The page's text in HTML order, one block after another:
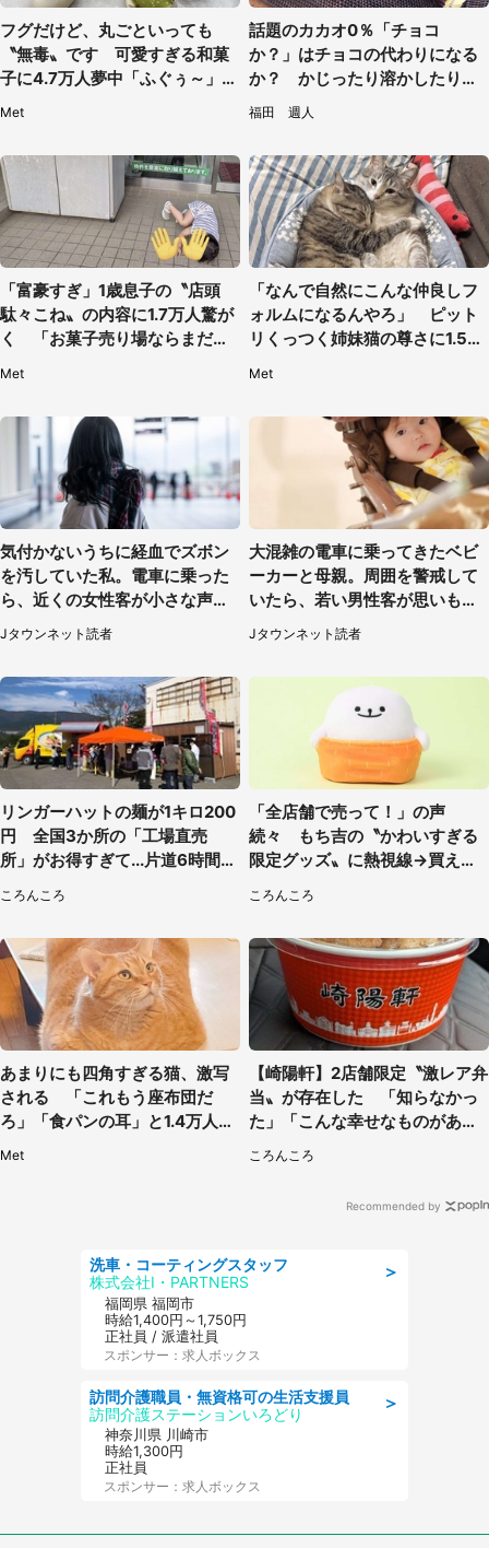
フグだけど、丸ごといっても
〝無毒〟です 可愛すぎる和菓
子に4.7万人夢中「ふぐぅ～」
Met
話題のカカオ0％「チョコ
か？」はチョコの代わりになる
か？ かじったり溶かしたりし
て食べてみた
福田 週人
「富豪すぎ」1歳息子の〝店頭
駄々こね〟の内容に1.7万人驚が
く 「お菓子売り場ならまだし
Met
「なんで自然にこんな仲良しフ
ォルムになるんやろ」 ピット
リくっつく姉妹猫の尊さに1.5万
Met
気付かないうちに経血でズボン
を汚していた私。電車に乗った
ら、近くの女性客が小さな声で
（千葉県・10代女性）
Jタウンネット読者
大混雑の電車に乗ってきたベビ
ーカーと母親。周囲を警戒して
いたら、若い男性客が思いもよ
らぬ行動に（東京都・50代女
性）
Jタウンネット読者
リンガーハットの麺が1キロ200
円 全国3か所の「工場直売
所」がお得すぎて...片道6時間か
ころんころ
「全店舗で売って！」の声
続々 もち吉の〝かわいすぎる
限定グッズ〟に熱視線→買える
ころんころ
あまりにも四角すぎる猫、激写
される 「これもう座布団だ
ろ」「食パンの耳」と1.4万人困
Met
【崎陽軒】2店舗限定〝激レア弁
当〟が存在した 「知らなかっ
た」「こんな幸せなものがあっ
ころんころ
Recommended by
＞
洗車・コーティングスタッフ
株式会社I・PARTNERS
福岡県 福岡市
時給1,400円～1,750円
正社員 / 派遣社員
スポンサー：求人ボックス
＞
訪問介護職員・無資格可の生活支援員
訪問介護ステーションいろどり
神奈川県 川崎市
時給1,300円
正社員
スポンサー：求人ボックス